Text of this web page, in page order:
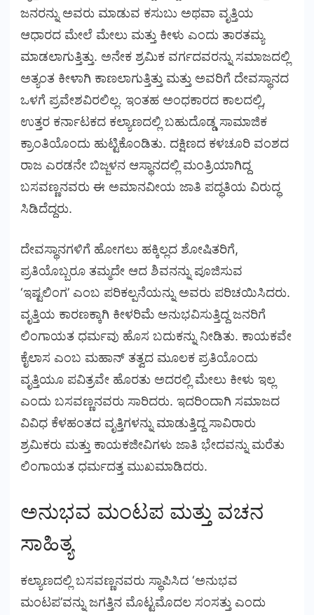
ಜನರನ್ನು ಅವರು ಮಾಡುವ ಕಸುಬು ಅಥವಾ ವೃತ್ತಿಯ
ಆಧಾರದ ಮೇಲೆ ಮೇಲು ಮತ್ತು ಕೀಳು ಎಂದು ತಾರತಮ್ಯ
ಮಾಡಲಾಗುತ್ತಿತ್ತು. ಅನೇಕ ಶ್ರಮಿಕ ವರ್ಗದವರನ್ನು ಸಮಾಜದಲ್ಲಿ
ಅತ್ಯಂತ ಕೀಳಾಗಿ ಕಾಣಲಾಗುತ್ತಿತ್ತು ಮತ್ತು ಅವರಿಗೆ ದೇವಸ್ಥಾನದ
ಒಳಗೆ ಪ್ರವೇಶವಿರಲಿಲ್ಲ. ಇಂತಹ ಅಂಧಕಾರದ ಕಾಲದಲ್ಲಿ,
ಉತ್ತರ ಕರ್ನಾಟಕದ ಕಲ್ಯಾಣದಲ್ಲಿ ಬಹುದೊಡ್ಡ ಸಾಮಾಜಿಕ
ಕ್ರಾಂತಿಯೊಂದು ಹುಟ್ಟಿಕೊಂಡಿತು. ದಕ್ಷಿಣದ ಕಳಚೂರಿ ವಂಶದ
ರಾಜ ಎರಡನೇ ಬಿಜ್ಜಳನ ಆಸ್ಥಾನದಲ್ಲಿ ಮಂತ್ರಿಯಾಗಿದ್ದ
ಬಸವಣ್ಣನವರು ಈ ಅಮಾನವೀಯ ಜಾತಿ ಪದ್ಧತಿಯ ವಿರುದ್ಧ
ಸಿಡಿದೆದ್ದರು.
ದೇವಸ್ಥಾನಗಳಿಗೆ ಹೋಗಲು ಹಕ್ಕಿಲ್ಲದ ಶೋಷಿತರಿಗೆ,
ಪ್ರತಿಯೊಬ್ಬರೂ ತಮ್ಮದೇ ಆದ ಶಿವನನ್ನು ಪೂಜಿಸುವ
‘ಇಷ್ಟಲಿಂಗ’ ಎಂಬ ಪರಿಕಲ್ಪನೆಯನ್ನು ಅವರು ಪರಿಚಯಿಸಿದರು.
ವೃತ್ತಿಯ ಕಾರಣಕ್ಕಾಗಿ ಕೀಳರಿಮೆ ಅನುಭವಿಸುತ್ತಿದ್ದ ಜನರಿಗೆ
ಲಿಂಗಾಯತ ಧರ್ಮವು ಹೊಸ ಬದುಕನ್ನು ನೀಡಿತು. ಕಾಯಕವೇ
ಕೈಲಾಸ ಎಂಬ ಮಹಾನ್ ತತ್ವದ ಮೂಲಕ ಪ್ರತಿಯೊಂದು
ವೃತ್ತಿಯೂ ಪವಿತ್ರವೇ ಹೊರತು ಅದರಲ್ಲಿ ಮೇಲು ಕೀಳು ಇಲ್ಲ
ಎಂದು ಬಸವಣ್ಣನವರು ಸಾರಿದರು. ಇದರಿಂದಾಗಿ ಸಮಾಜದ
ವಿವಿಧ ಕೆಳಹಂತದ ವೃತ್ತಿಗಳನ್ನು ಮಾಡುತ್ತಿದ್ದ ಸಾವಿರಾರು
ಶ್ರಮಿಕರು ಮತ್ತು ಕಾಯಕಜೀವಿಗಳು ಜಾತಿ ಭೇದವನ್ನು ಮರೆತು
ಲಿಂಗಾಯತ ಧರ್ಮದತ್ತ ಮುಖಮಾಡಿದರು.
ಅನುಭವ ಮಂಟಪ ಮತ್ತು ವಚನ
ಸಾಹಿತ್ಯ
ಕಲ್ಯಾಣದಲ್ಲಿ ಬಸವಣ್ಣನವರು ಸ್ಥಾಪಿಸಿದ ‘ಅನುಭವ
ಮಂಟಪ’ವನ್ನು ಜಗತ್ತಿನ ಮೊಟ್ಟಮೊದಲ ಸಂಸತ್ತು ಎಂದು